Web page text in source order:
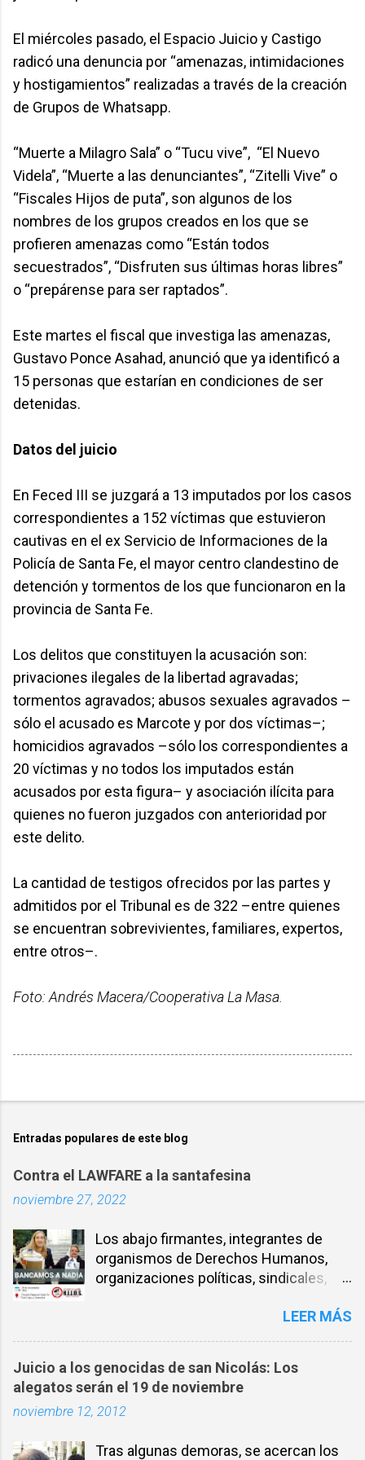
El miércoles pasado, el Espacio Juicio y Castigo
radicó una denuncia por “amenazas, intimidaciones
y hostigamientos” realizadas a través de la creación
de Grupos de Whatsapp.
“Muerte a Milagro Sala” o “Tucu vive”, “El Nuevo
Videla”, “Muerte a las denunciantes”, “Zitelli Vive” o
“Fiscales Hijos de puta”, son algunos de los
nombres de los grupos creados en los que se
profieren amenazas como “Están todos
secuestrados”, “Disfruten sus últimas horas libres”
o “prepárense para ser raptados”.
Este martes el fiscal que investiga las amenazas,
Gustavo Ponce Asahad, anunció que ya identificó a
15 personas que estarían en condiciones de ser
detenidas.
Datos del juicio
En Feced III se juzgará a 13 imputados por los casos
correspondientes a 152 víctimas que estuvieron
cautivas en el ex Servicio de Informaciones de la
Policía de Santa Fe, el mayor centro clandestino de
detención y tormentos de los que funcionaron en la
provincia de Santa Fe.
Los delitos que constituyen la acusación son:
privaciones ilegales de la libertad agravadas;
tormentos agravados; abusos sexuales agravados –
sólo el acusado es Marcote y por dos víctimas–;
homicidios agravados –sólo los correspondientes a
20 víctimas y no todos los imputados están
acusados por esta figura– y asociación ilícita para
quienes no fueron juzgados con anterioridad por
este delito.
La cantidad de testigos ofrecidos por las partes y
admitidos por el Tribunal es de 322 –entre quienes
se encuentran sobrevivientes, familiares, expertos,
entre otros–.
Foto: Andrés Macera/Cooperativa La Masa.
Entradas populares de este blog
Contra el LAWFARE a la santafesina
noviembre 27, 2022
Los abajo firmantes, integrantes de
organismos de Derechos Humanos,
organizaciones políticas, sindicales,
nuestra solidaridad con la compañera
juicios por delitos de Lesa Humanidad
en Santa Fe y militante incansable por
la Memoria, la verdad y la Justicia. El 26
ilegalmente las oficinas del Ministerio
LEER MÁS
Juicio a los genocidas de san Nicolás: Los
alegatos serán el 19 de noviembre
noviembre 12, 2012
Tras algunas demoras, se acercan los